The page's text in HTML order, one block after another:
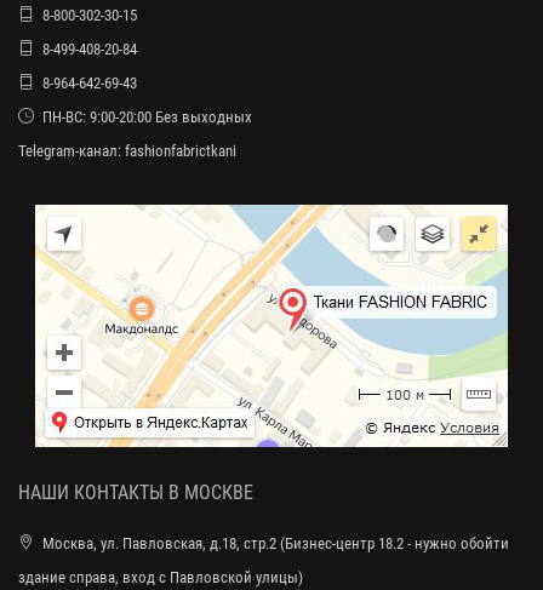
8-800-302-30-15
8-499-408-20-84
8-964-642-69-43
ПН-ВС: 9:00-20:00 Без выходных
Telegram-канал: fashionfabrictkani
НАШИ КОНТАКТЫ В МОСКВЕ
Москва, ул. Павловская, д.18, стр.2 (Бизнес-центр 18.2 - нужно обойти
здание справа, вход с Павловской улицы)